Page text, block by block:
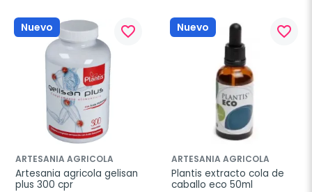
Nuevo favorite_border
ARTESANIA AGRICOLA
Artesania agricola gelisan
plus 300 cpr
Nuevo favorite_border
ARTESANIA AGRICOLA
Plantis extracto cola de
caballo eco 50ml